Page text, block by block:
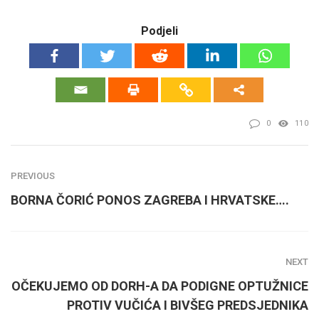
Podjeli
0 110
PREVIOUS
BORNA ČORIĆ PONOS ZAGREBA I HRVATSKE….
NEXT
OČEKUJEMO OD DORH-A DA PODIGNE OPTUŽNICE
PROTIV VUČIĆA I BIVŠEG PREDSJEDNIKA